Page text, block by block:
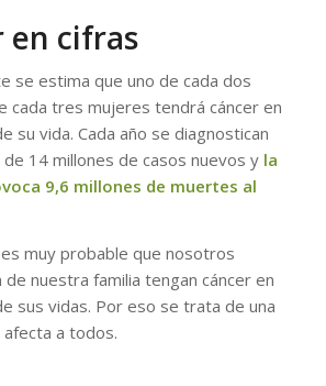
en cifras
se estima que uno de cada dos
cada tres mujeres tendrá cáncer en
su vida. Cada año se diagnostican
14 millones de casos nuevos y la
9,6 millones de muertes al
muy probable que nosotros
de nuestra familia tengan cáncer en
sus vidas. Por eso se trata de una
a todos.